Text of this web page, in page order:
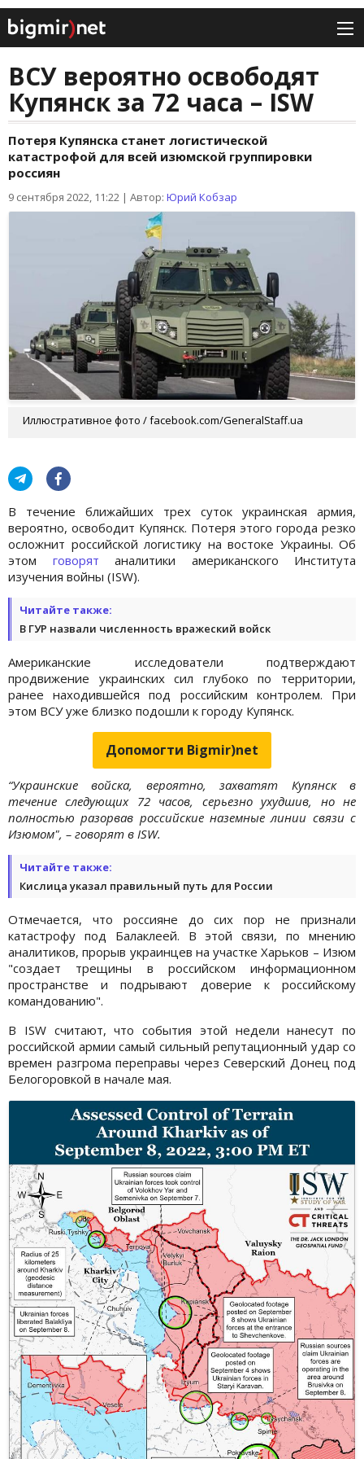
ВСУ вероятно освободят
Купянск за 72 часа – ISW
Потеря Купянска станет логистической
катастрофой для всей изюмской группировки
россиян
9 сентября 2022, 11:22 | Автор: Юрий Кобзар
Иллюстративное фото / facebook.com/GeneralStaff.ua
В течение ближайших трех суток украинская армия,
вероятно, освободит Купянск. Потеря этого города резко
осложнит российской логистику на востоке Украины. Об
этом говорят аналитики американского Института
изучения войны (ISW).
Читайте также:
В ГУР назвали численность вражеский войск
Американские исследователи подтверждают
продвижение украинских сил глубоко по территории,
ранее находившейся под российским контролем. При
этом ВСУ уже близко подошли к городу Купянск.
Допомогти Bigmir)net
“Украинские войска, вероятно, захватят Купянск в
течение следующих 72 часов, серьезно ухудшив, но не
полностью разорвав российские наземные линии связи с
Изюмом", – говорят в ISW.
Читайте также:
Кислица указал правильный путь для России
Отмечается, что россияне до сих пор не признали
катастрофу под Балаклеей. В этой связи, по мнению
аналитиков, прорыв украинцев на участке Харьков – Изюм
"создает трещины в российском информационном
пространстве и подрывают доверие к российскому
командованию".
В ISW считают, что события этой недели нанесут по
российской армии самый сильный репутационный удар со
времен разгрома переправы через Северский Донец под
Белогоровкой в начале мая.